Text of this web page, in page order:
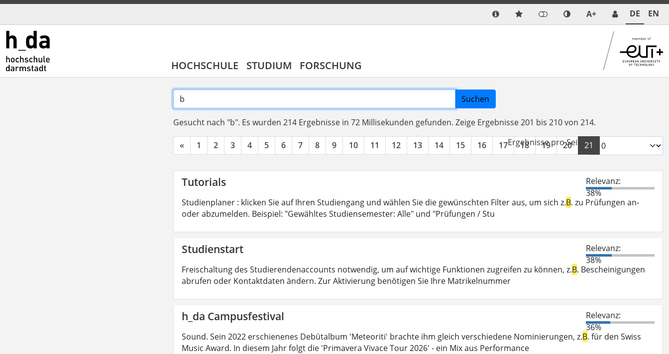
A+ DE EN
HOCHSCHULE STUDIUM FORSCHUNG
Suchen
Gesucht nach "b". Es wurden 214 Ergebnisse in 72 Millisekunden gefunden. Zeige Ergebnisse 201 bis 210 von 214.
« 1 2 3 4 5 6 7 8 9 10 11 12 13 14 15 16 17 18 19 20 21
Ergebnisse pro Seite:
Tutorials
Relevanz:
38%
Studienplaner : klicken Sie auf Ihren Studiengang und wählen Sie die gewünschten Filter aus, um sich z.B. zu Prüfungen an-
oder abzumelden. Beispiel: "Gewähltes Studiensemester: Alle" und "Prüfungen / Stu
Studienstart
Relevanz:
38%
Freischaltung des Studierendenaccounts notwendig, um auf wichtige Funktionen zugreifen zu können, z.B. Bescheinigungen
abrufen oder Kontaktdaten ändern. Zur Aktivierung benötigen Sie Ihre Matrikelnummer
h_da Campusfestival
Relevanz:
36%
Sound. Sein 2022 erschienenes Debütalbum 'Meteoriti' brachte ihm gleich verschiedene Nominierungen, z.B. für den Swiss
Music Award. In diesem Jahr folgt die 'Primavera Vivace Tour 2026' - ein Mix aus Performance